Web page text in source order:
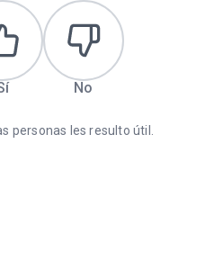
No
personas les resulto útil.